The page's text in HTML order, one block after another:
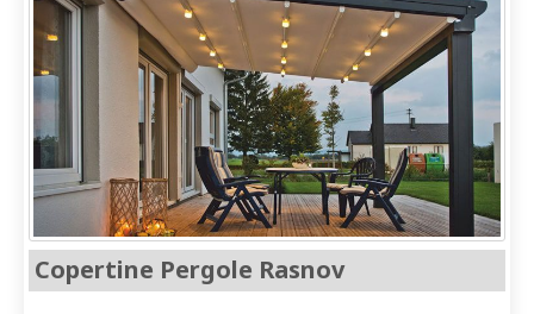
Copertine Pergole Rasnov